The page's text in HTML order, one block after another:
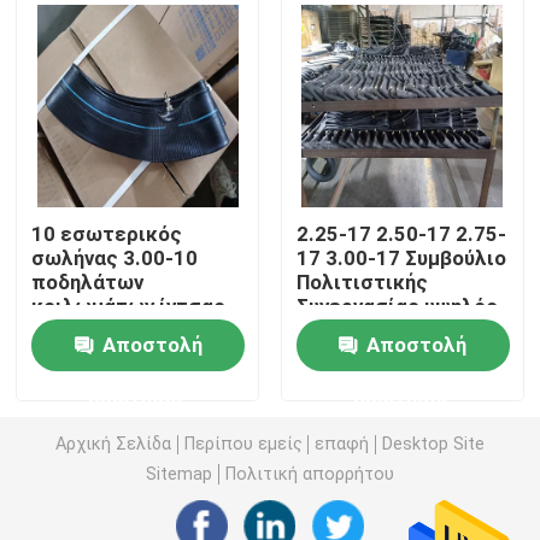
Από τη ρόδα οδικών μοτοσικλετών
Τρίκυκλη ρόδα
Ηλεκτρική ρόδα μοτοσικλετών
Εσωτερικός σωλήνας μοτοσικλετών
Τρίκυκλος εσωτερικός σωλήνας
10 εσωτερικός
σωλήνας 3.00-10
ποδηλάτων
κοιλωμάτων ίντσας
3.50-10 4.00-10
σωλήνες ελαστικών
αυτοκινήτου
Αποστολή
2.25-17 2.50-17 2.75-
17 3.00-17 Συμβούλιο
Πολιτιστικής
Συνεργασίας υψηλός
εκτατός σωλήνων
μοτοσικλετών
εσωτερικός
Αποστολή
Αρχική Σελίδα Περίπου εμείς επαφή
Desktop Site
Sitemap
Πολιτική απορρήτου